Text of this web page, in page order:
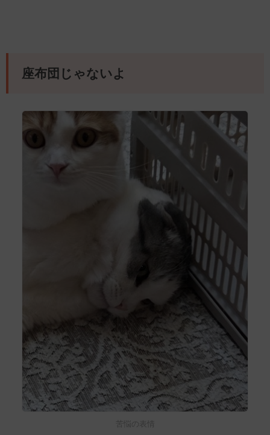
座布団じゃないよ
苦悩の表情